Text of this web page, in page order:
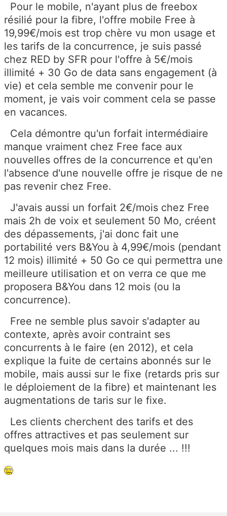
Pour le mobile, n'ayant plus de freebox
résilié pour la fibre, l'offre mobile Free à
19,99€/mois est trop chère vu mon usage et
les tarifs de la concurrence, je suis passé
chez RED by SFR pour l'offre à 5€/mois
illimité + 30 Go de data sans engagement (à
vie) et cela semble me convenir pour le
moment, je vais voir comment cela se passe
en vacances.
Cela démontre qu'un forfait intermédiaire
manque vraiment chez Free face aux
nouvelles offres de la concurrence et qu'en
l'absence d'une nouvelle offre je risque de ne
pas revenir chez Free.
J'avais aussi un forfait 2€/mois chez Free
mais 2h de voix et seulement 50 Mo, créent
des dépassements, j'ai donc fait une
portabilité vers B&You à 4,99€/mois (pendant
12 mois) illimité + 50 Go ce qui permettra une
meilleure utilisation et on verra ce que me
proposera B&You dans 12 mois (ou la
concurrence).
Free ne semble plus savoir s'adapter au
contexte, après avoir contraint ses
concurrents à le faire (en 2012), et cela
explique la fuite de certains abonnés sur le
mobile, mais aussi sur le fixe (retards pris sur
le déploiement de la fibre) et maintenant les
augmentations de taris sur le fixe.
Les clients cherchent des tarifs et des
offres attractives et pas seulement sur
quelques mois mais dans la durée ... !!!